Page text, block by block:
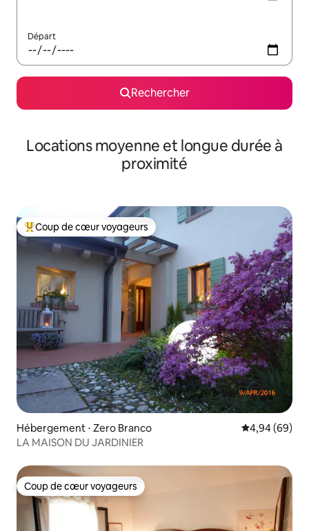
Départ
Rechercher
Locations moyenne et longue durée à
proximité
Coups de cœur voyageurs les plus appréciés
Coup de cœur voyageurs
Hébergement ⋅ Zero Branco Évaluation
4,94 (69)
LA MAISON DU JARDINIER
Coup de cœur voyageurs
Coup de cœur voyageurs